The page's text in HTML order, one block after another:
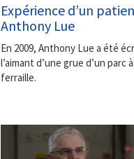
Expérience d’un
Anthony Lue
En 2009, Anthony Lue a été
l’aimant d’une grue d’un parc à
ferraille.